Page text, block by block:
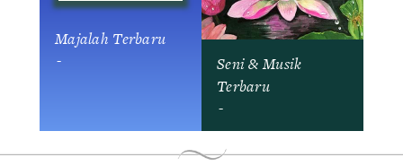
Majalah Terbaru
-
Seni & Musik
Terbaru
-